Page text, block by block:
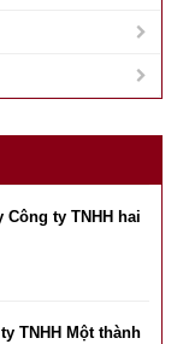
Công ty TNHH hai
TNHH Một thành